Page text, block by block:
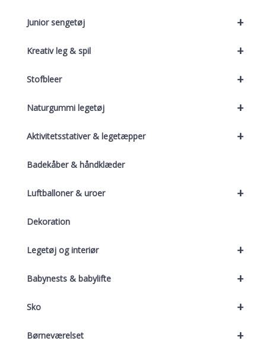
+
Junior sengetøj
+
Kreativ leg & spil
+
Stofbleer
+
Naturgummi legetøj
+
Aktivitetsstativer & legetæpper
Badekåber & håndklæder
+
Luftballoner & uroer
Dekoration
+
Legetøj og interiør
+
Babynests & babylifte
+
Sko
+
Børneværelset